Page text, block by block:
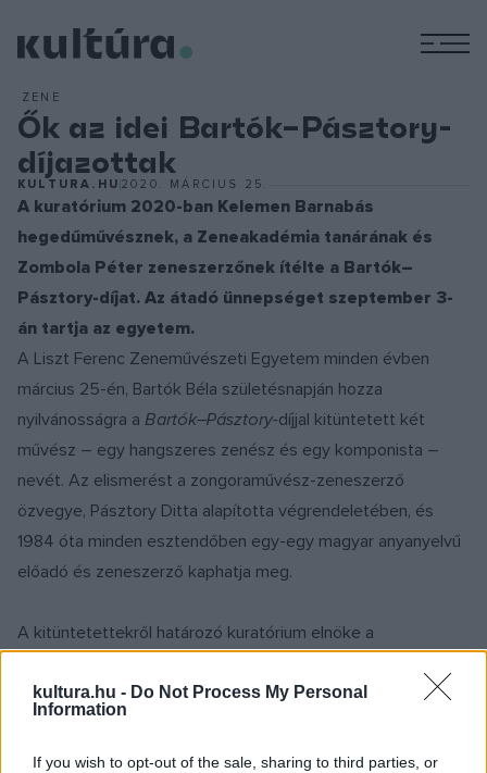
kultura.hu - Do Not Process My Personal
Information
If you wish to opt-out of the sale, sharing to third parties, or
ZENE
Ők az idei Bartók–Pásztory-
díjazottak
KULTURA.HU 2020. MÁRCIUS 25.
A kuratórium 2020-ban Kelemen Barnabás
hegedűművésznek, a Zeneakadémia tanárának és
Zombola Péter zeneszerzőnek ítélte a Bartók–
Pásztory-díjat. Az átadó ünnepséget szeptember 3-
án tartja az egyetem.
A Liszt Ferenc Zeneművészeti Egyetem minden évben
március 25-én, Bartók Béla születésnapján hozza
nyilvánosságra a Bartók–Pásztory-díjjal kitüntetett két
művész – egy hangszeres zenész és egy komponista –
nevét. Az elismerést a zongoraművész-zeneszerző
özvegye, Pásztory Ditta alapította végrendeletében, és
1984 óta minden esztendőben egy-egy magyar anyanyelvű
előadó és zeneszerző kaphatja meg.
A kitüntetettekről határozó kuratórium elnöke a
tagjai pedig az intézmény oktatói: Fekete Gyula Erkel- és
egyetemi tanár, nemzetközi és tudományos